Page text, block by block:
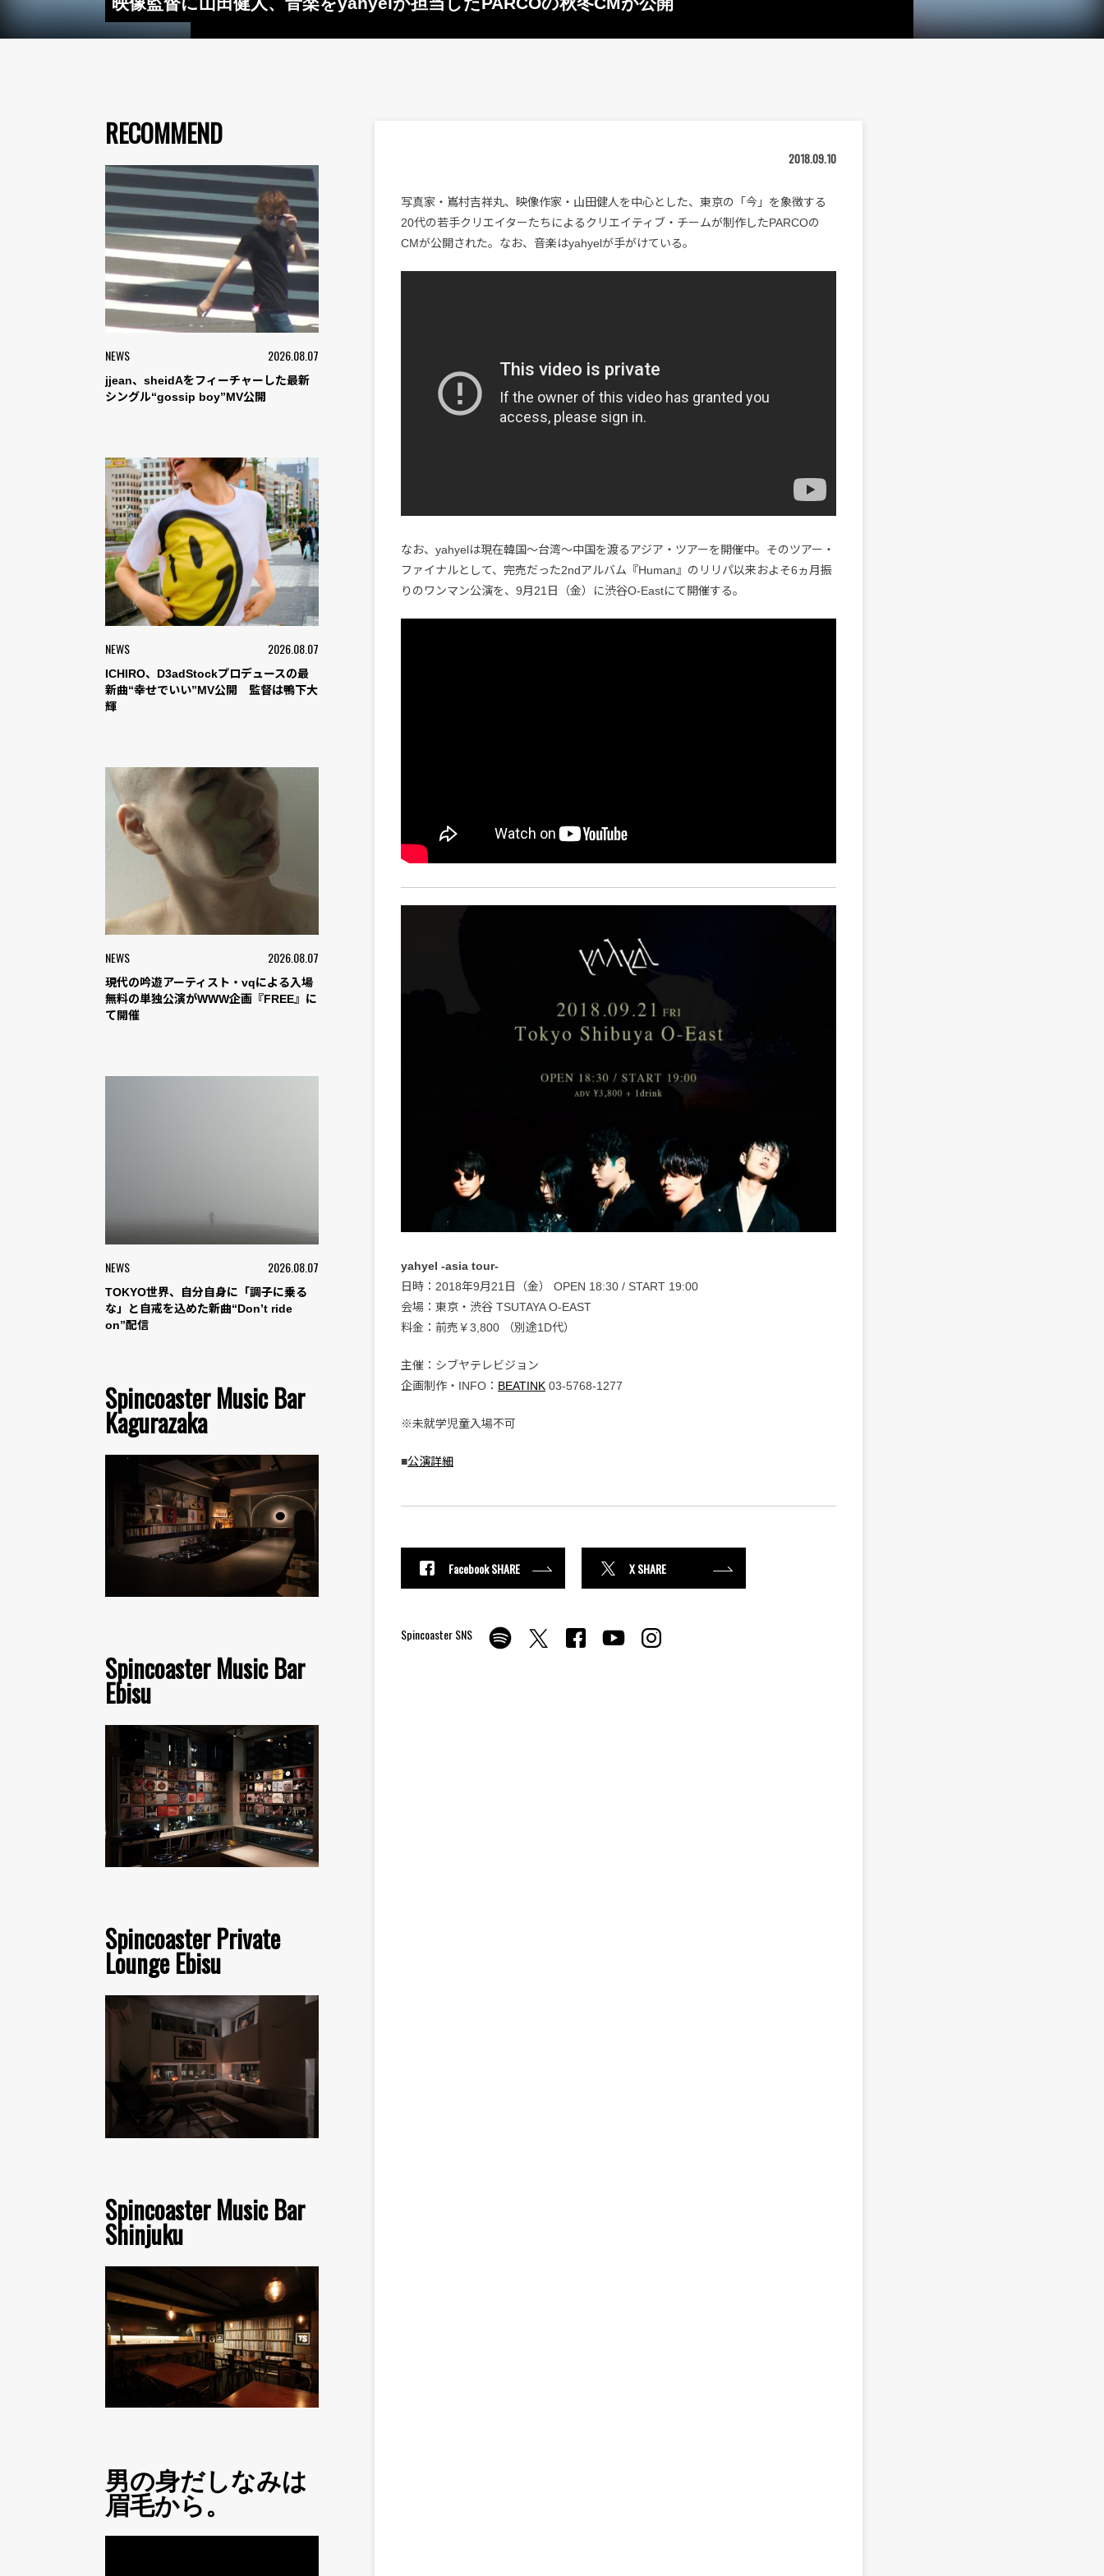
RECOMMEND
NEWS 2026.08.07
jjean、sheidAをフィーチャーした最新
シングル“gossip boy”MV公開
NEWS 2026.08.07
ICHIRO、D3adStockプロデュースの最
新曲“幸せでいい”MV公開 監督は鴨下大
輝
NEWS 2026.08.07
現代の吟遊アーティスト・vqによる入場
無料の単独公演がWWW企画『FREE』に
て開催
NEWS 2026.08.07
TOKYO世界、自分自身に「調子に乗る
な」と自戒を込めた新曲“Don’t ride
on”配信
Spincoaster Music Bar
Kagurazaka
Spincoaster Music Bar
Ebisu
Spincoaster Private
Lounge Ebisu
Spincoaster Music Bar
Shinjuku
男の身だしなみは
眉毛から。
2018.09.10
写真家・嶌村吉祥丸、映像作家・山田健人を中心とした、東京の「今」を象徴する
20代の若手クリエイターたちによるクリエイティブ・チームが制作したPARCOの
CMが公開された。なお、音楽はyahyelが手がけている。
なお、yahyelは現在韓国〜台湾〜中国を渡るアジア・ツアーを開催中。そのツアー・
ファイナルとして、完売だった2ndアルバム『Human』のリリパ以来およそ6ヵ月振
りのワンマン公演を、9月21日（金）に渋谷O-Eastにて開催する。
yahyel -asia tour-
日時：2018年9月21日（金） OPEN 18:30 / START 19:00
会場：東京・渋谷 TSUTAYA O-EAST
料金：前売￥3,800 （別途1D代）
主催：シブヤテレビジョン
企画制作・INFO： BEATINK 03-5768-1277
※未就学児童入場不可
■公演詳細
Facebook SHARE X SHARE
Spincoaster SNS